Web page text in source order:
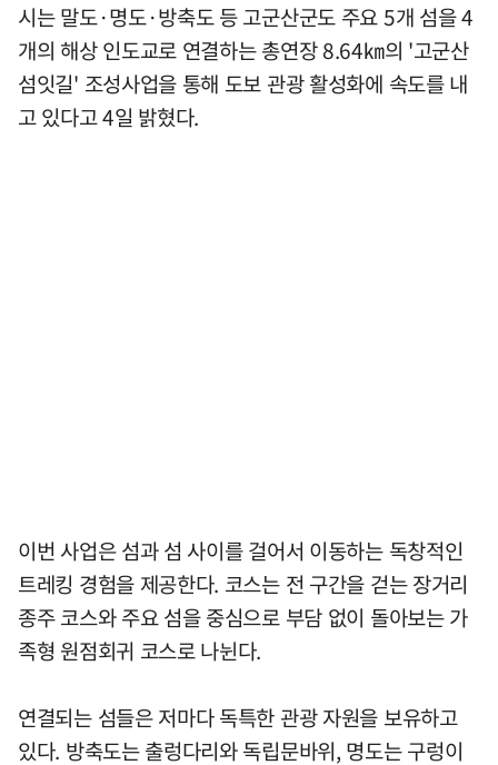
시는 말도·명도·방축도 등 고군산군도 주요 5개 섬을 4
개의 해상 인도교로 연결하는 총연장 8.64㎞의 '고군산
섬잇길' 조성사업을 통해 도보 관광 활성화에 속도를 내
고 있다고 4일 밝혔다.
이번 사업은 섬과 섬 사이를 걸어서 이동하는 독창적인
트레킹 경험을 제공한다. 코스는 전 구간을 걷는 장거리
종주 코스와 주요 섬을 중심으로 부담 없이 돌아보는 가
족형 원점회귀 코스로 나뉜다.
연결되는 섬들은 저마다 독특한 관광 자원을 보유하고
있다. 방축도는 출렁다리와 독립문바위, 명도는 구렁이